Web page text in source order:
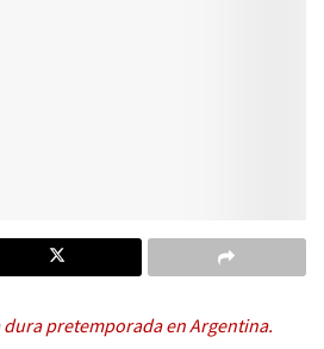
dura pretemporada en Argentina.